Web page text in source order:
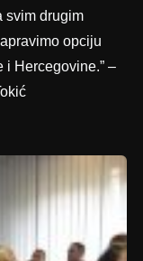
svim drugim
opciju
i Hercegovine.” –